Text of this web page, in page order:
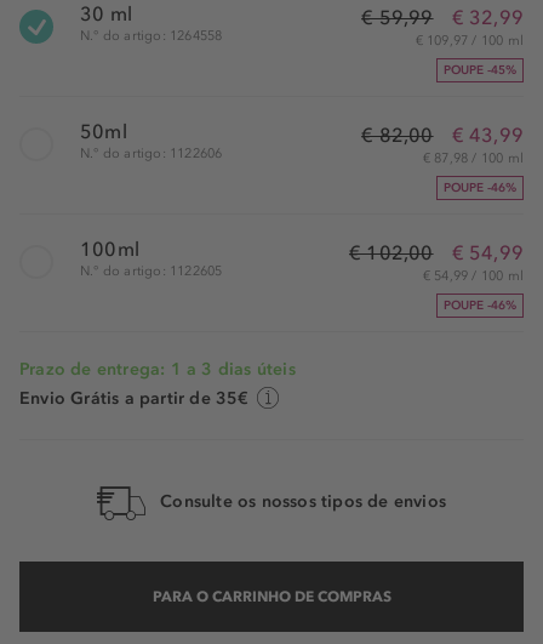
30 ml
N.° do artigo: 1264558
€ 59,99 € 32,99
€ 109,97 / 100 ml
POUPE -45%
50ml
N.° do artigo: 1122606
€ 82,00 € 43,99
€ 87,98 / 100 ml
POUPE -46%
100ml
N.° do artigo: 1122605
€ 102,00 € 54,99
€ 54,99 / 100 ml
POUPE -46%
Prazo de entrega: 1 a 3 dias úteis
Envio Grátis a partir de 35€
Consulte os nossos tipos de envios
PARA O CARRINHO DE COMPRAS